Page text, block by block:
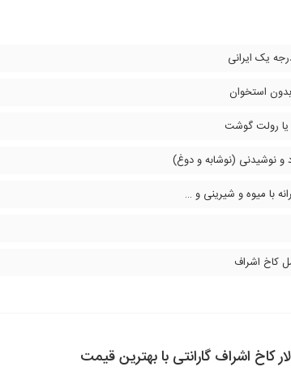
یک ایرانی
استخوان
یا رولت گوشت
و‌ نوشیدنی (نوشابه و دوغ)
با میوه و شیرینی و …
کاخ اشراف
کاخ اشراف گارانتی با بهترین قیمت